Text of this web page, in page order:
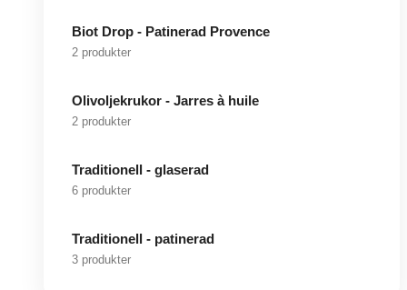
Biot Drop - Patinerad Provence
2 produkter
Olivoljekrukor - Jarres à huile
2 produkter
Traditionell - glaserad
6 produkter
Traditionell - patinerad
3 produkter